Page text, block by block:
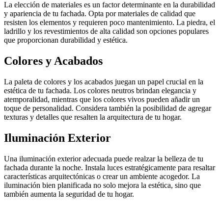
La elección de materiales es un factor determinante en la durabilidad
y apariencia de tu fachada. Opta por materiales de calidad que
resisten los elementos y requieren poco mantenimiento. La piedra, el
ladrillo y los revestimientos de alta calidad son opciones populares
que proporcionan durabilidad y estética.
Colores y Acabados
La paleta de colores y los acabados juegan un papel crucial en la
estética de tu fachada. Los colores neutros brindan elegancia y
atemporalidad, mientras que los colores vivos pueden añadir un
toque de personalidad. Considera también la posibilidad de agregar
texturas y detalles que resalten la arquitectura de tu hogar.
Iluminación Exterior
Una iluminación exterior adecuada puede realzar la belleza de tu
fachada durante la noche. Instala luces estratégicamente para resaltar
características arquitectónicas o crear un ambiente acogedor. La
iluminación bien planificada no solo mejora la estética, sino que
también aumenta la seguridad de tu hogar.